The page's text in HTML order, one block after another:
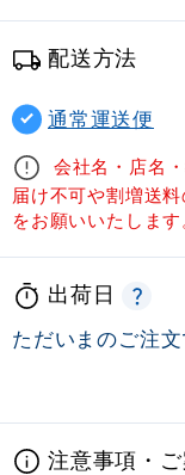
配送方法
通常運送便
会社名・店名
届け不可や割増送
をお願いいたします
出荷日
ただいまのご注
注意事項・